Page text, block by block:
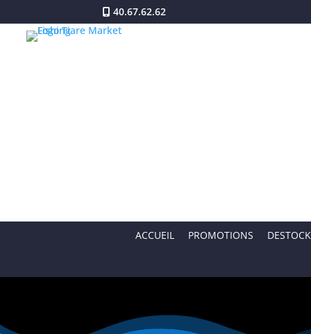
40.67.62.62
ACCUEIL PROMOTIONS